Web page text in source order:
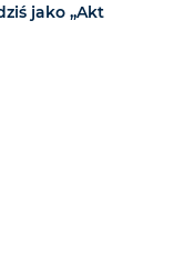
jako „Akt